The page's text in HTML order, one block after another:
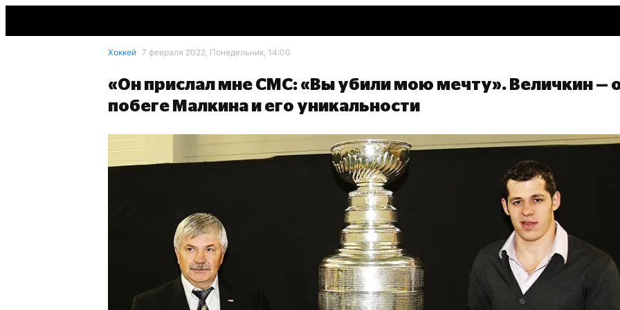
Хоккей 7 февраля 2022, Понедельник, 14:00
«Он прислал мне СМС: «Вы убили мою мечту». Величкин —
побеге Малкина и его уникальности